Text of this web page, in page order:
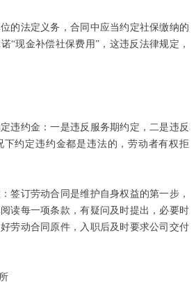
的法定义务，合同中应当约定社保缴纳的
“现金补偿社保费用”，这违反法律规定，
违约金：一是违反服务期约定，二是违反
下约定违约金都是违法的，劳动者有权拒
签订劳动合同是维护自身权益的第一步，
读每一项条款，有疑问及时提出，必要时
劳动合同原件，入职后及时要求公司交付